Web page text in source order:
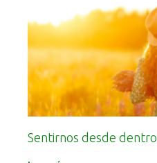
Sentirnos desde dentro